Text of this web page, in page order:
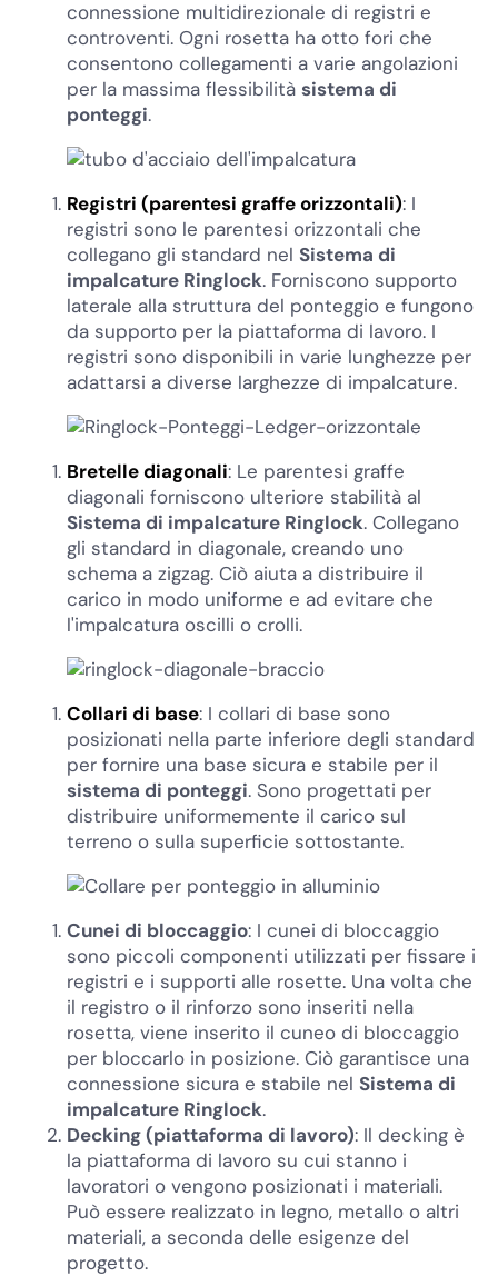
connessione multidirezionale di registri e
controventi. Ogni rosetta ha otto fori che
consentono collegamenti a varie angolazioni
per la massima flessibilità sistema di
ponteggi.
Registri (parentesi graffe orizzontali): I
registri sono le parentesi orizzontali che
collegano gli standard nel Sistema di
impalcature Ringlock. Forniscono supporto
laterale alla struttura del ponteggio e fungono
da supporto per la piattaforma di lavoro. I
registri sono disponibili in varie lunghezze per
adattarsi a diverse larghezze di impalcature.
Bretelle diagonali: Le parentesi graffe
diagonali forniscono ulteriore stabilità al
Sistema di impalcature Ringlock. Collegano
gli standard in diagonale, creando uno
schema a zigzag. Ciò aiuta a distribuire il
carico in modo uniforme e ad evitare che
l'impalcatura oscilli o crolli.
Collari di base: I collari di base sono
posizionati nella parte inferiore degli standard
per fornire una base sicura e stabile per il
sistema di ponteggi. Sono progettati per
distribuire uniformemente il carico sul
terreno o sulla superficie sottostante.
Cunei di bloccaggio: I cunei di bloccaggio
sono piccoli componenti utilizzati per fissare i
registri e i supporti alle rosette. Una volta che
il registro o il rinforzo sono inseriti nella
rosetta, viene inserito il cuneo di bloccaggio
per bloccarlo in posizione. Ciò garantisce una
connessione sicura e stabile nel Sistema di
impalcature Ringlock.
Decking (piattaforma di lavoro): Il decking è
la piattaforma di lavoro su cui stanno i
lavoratori o vengono posizionati i materiali.
Può essere realizzato in legno, metallo o altri
materiali, a seconda delle esigenze del
progetto.